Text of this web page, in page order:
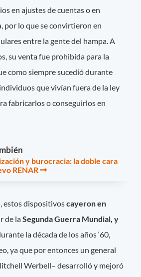
en ajustes de cuentas o en
por lo que se convirtieron en
entre la gente del hampa. A
su venta fue prohibida para la
como siempre sucedió durante
que vivían fuera de la ley
fabricarlos o conseguirlos en
y burocracia: la doble cara
RENAR
estos dispositivoscayeron en
de laSegunda Guerra Mundial, y
la década de los años ‘60,
ya que por entonces un general
Werbell– desarrolló y mejoró